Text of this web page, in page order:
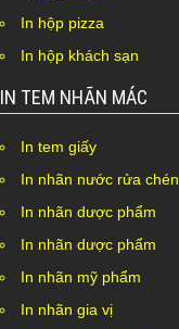
In hộp pizza
In hộp khách sạn
IN TEM NHÃN MÁC
In tem giấy
In nhãn nước rửa chén
In nhãn dược phẩm
In nhãn dược phẩm
In nhãn mỹ phẩm
In nhãn gia vị